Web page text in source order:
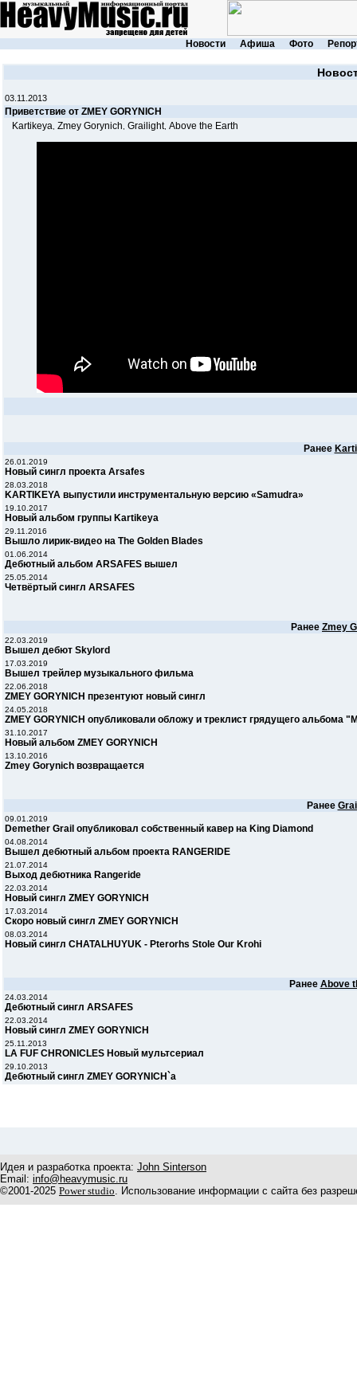
Новости Афиша Фото
03.11.2013
Приветствие от ZMEY GORYNICH
Kartikeya Zmey Gorynich Grailight, Above the Earth
Ранее
26.01.2019
Новый сингл проекта Arsafes
28.03.2018
KARTIKEYA выпустили инструментальную версию «Samudra»
19.10.2017
Новый альбом группы Kartikeya
29.11.2016
Вышло лирик-видео на The Golden Blades
01.06.2014
Дебютный альбом ARSAFES вышел
25.05.2014
Четвёртый сингл ARSAFES
Ранее Zmey
22.03.2019
Вышел дебют Skylord
17.03.2019
Вышел трейлер музыкального фильма
22.06.2018
ZMEY GORYNICH презентуют новый сингл
24.05.2018
ZMEY GORYNICH опубликовали обложу и треклист грядущего альбома
31.10.2017
Новый альбом ZMEY GORYNICH
13.10.2016
Zmey Gorynich возвращается
Ранее
09.01.2019
Demether Grail опубликовал собственный кавер на King Diamond
04.08.2014
Вышел дебютный альбом проекта RANGERIDE
21.07.2014
Выход дебютника Rangeride
22.03.2014
Новый сингл ZMEY GORYNICH
17.03.2014
Cкоро новый сингл ZMEY GORYNICH
08.03.2014
Новый сингл CHATALHUYUK - Pterorhs Stole Our Krohi
Ранее Above
24.03.2014
Дебютный сингл ARSAFES
22.03.2014
Новый сингл ZMEY GORYNICH
25.11.2013
LA FUF CHRONICLES Новый мультсериал
29.10.2013
Дебютный сингл ZMEY GORYNICH`а
Идея и разработка проекта: John Sinterson
Email: info@heavymusic.ru
©2001-2025 Power studio. Использование информации с сайта без